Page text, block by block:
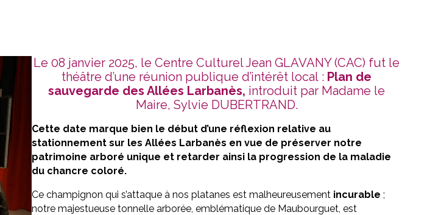
Le 08 janvier 2025, le Centre Culturel Jean GLAVANY (CAC) fut le
théâtre d’une réunion publique d’intérêt local : Plan de
sauvegarde des Allées Larbanès, introduit par Madame le
Maire, Sylvie DUBERTRAND.
Cette date marque bien le début d’une réflexion relative au
stationnement sur les Allées Larbanès en vue de préserver notre
patrimoine arboré unique et retarder ainsi la progression de la maladie
du chancre coloré.
Ce champignon qui s’attaque à nos platanes est malheureusement incurable ;
notre majestueuse tonnelle arborée, emblématique de Maubourguet, est